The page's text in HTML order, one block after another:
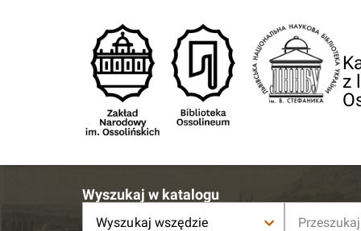
z
Wyszukaj w katalogu
Wyszukaj wszędzie